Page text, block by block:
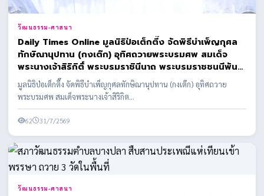
วัฒนธรรม-ศาสนา
Daily Times Online มูลนิธิป่อเต็กตึ๊ง จัดพิธีบำเพ็ญกุศล
ทักษิณานุปทาน (กงเต๊ก) อุทิศถวายพระบรมศพ สมเด็จ
พระนางเจ้าสิริกิติ์ พระบรมราชินีนาถ พระบรมราชชนนีพันปี
หลวง
มูลนิธิป่อเต็กตึ๊ง จัดพิธีบำเพ็ญกุศลทักษิณานุปทาน (กงเต๊ก) อุทิศถวาย
พระบรมศพ สมเด็จพระนางเจ้าสิริกิต...
62 31/7/2569
วัฒนธรรม-ศาสนา